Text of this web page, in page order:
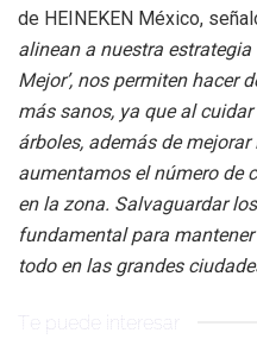
de HEINEKEN México,
alinean a nuestra
Mejor’, nos permiten hacer
más sanos, ya que al
árboles, además de
aumentamos el número de
en la zona. Salvaguardar
fundamental para
todo en las grandes
Te puede interesar